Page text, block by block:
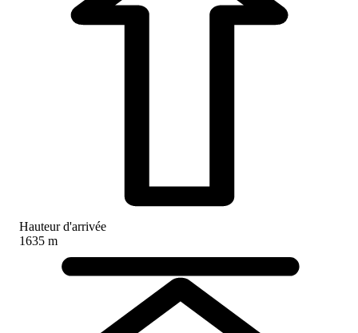
Hauteur d'arrivée
1635 m